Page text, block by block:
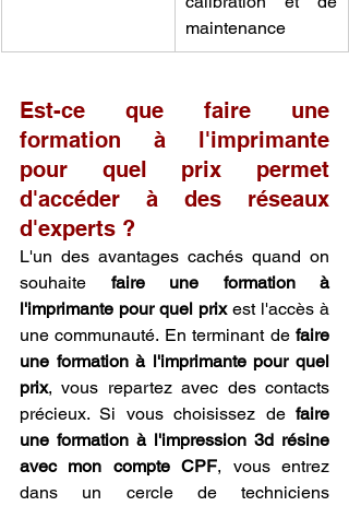
maintenance
Est-ce que faire une
formation à l'imprimante
pour quel prix permet
d'accéder à des réseaux
d'experts ?
L'un des avantages cachés quand on
souhaite faire une formation à
l'imprimante pour quel prix est l'accès à
une communauté. En terminant de faire
une formation à l'imprimante pour quel
prix, vous repartez avec des contacts
précieux. Si vous choisissez de faire
une formation à l'impression 3d résine
avec mon compte CPF, vous entrez
dans un cercle de techniciens